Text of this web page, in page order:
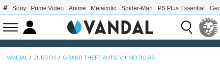
Sony Prime Video Anime Metacritic Spider-Man PS Plus Essential
VANDAL JUEGOS GRAND THEFT AUTO V NOTICIAS